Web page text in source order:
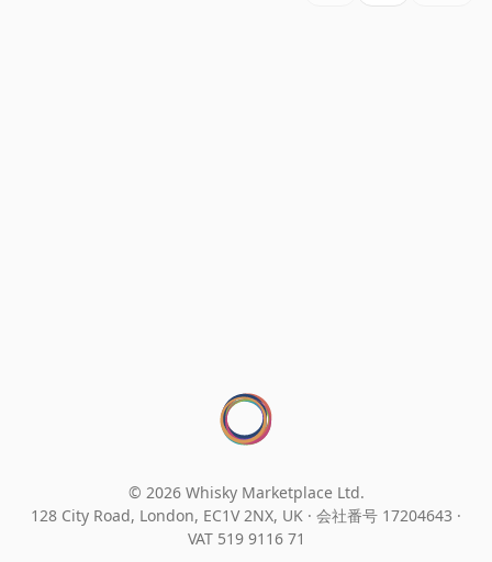
© 2026 Whisky Marketplace Ltd.
128 City Road, London, EC1V 2NX, UK · 会社番号 17204643 ·
VAT 519 9116 71